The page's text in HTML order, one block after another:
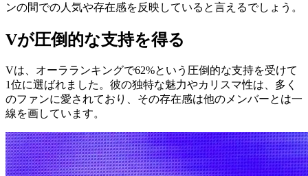
ンの間での人気や存在感を反映していると言えるでしょう。
Vが圧倒的な支持を得る
Vは、オーラランキングで62%という圧倒的な支持を受けて
1位に選ばれました。彼の独特な魅力やカリスマ性は、多く
のファンに愛されており、その存在感は他のメンバーとは一
線を画しています。